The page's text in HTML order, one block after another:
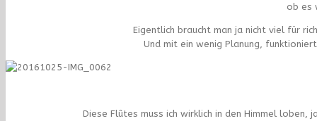
ob es
Eigentlich braucht man ja nicht viel für
Und mit ein wenig Planung,
Diese Flûtes muss ich wirklich in den Himmel